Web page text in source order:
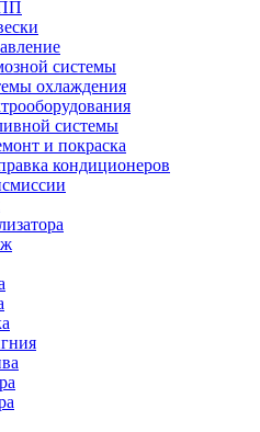
системы
охлаждения
системы
и покраска
кондиционеров